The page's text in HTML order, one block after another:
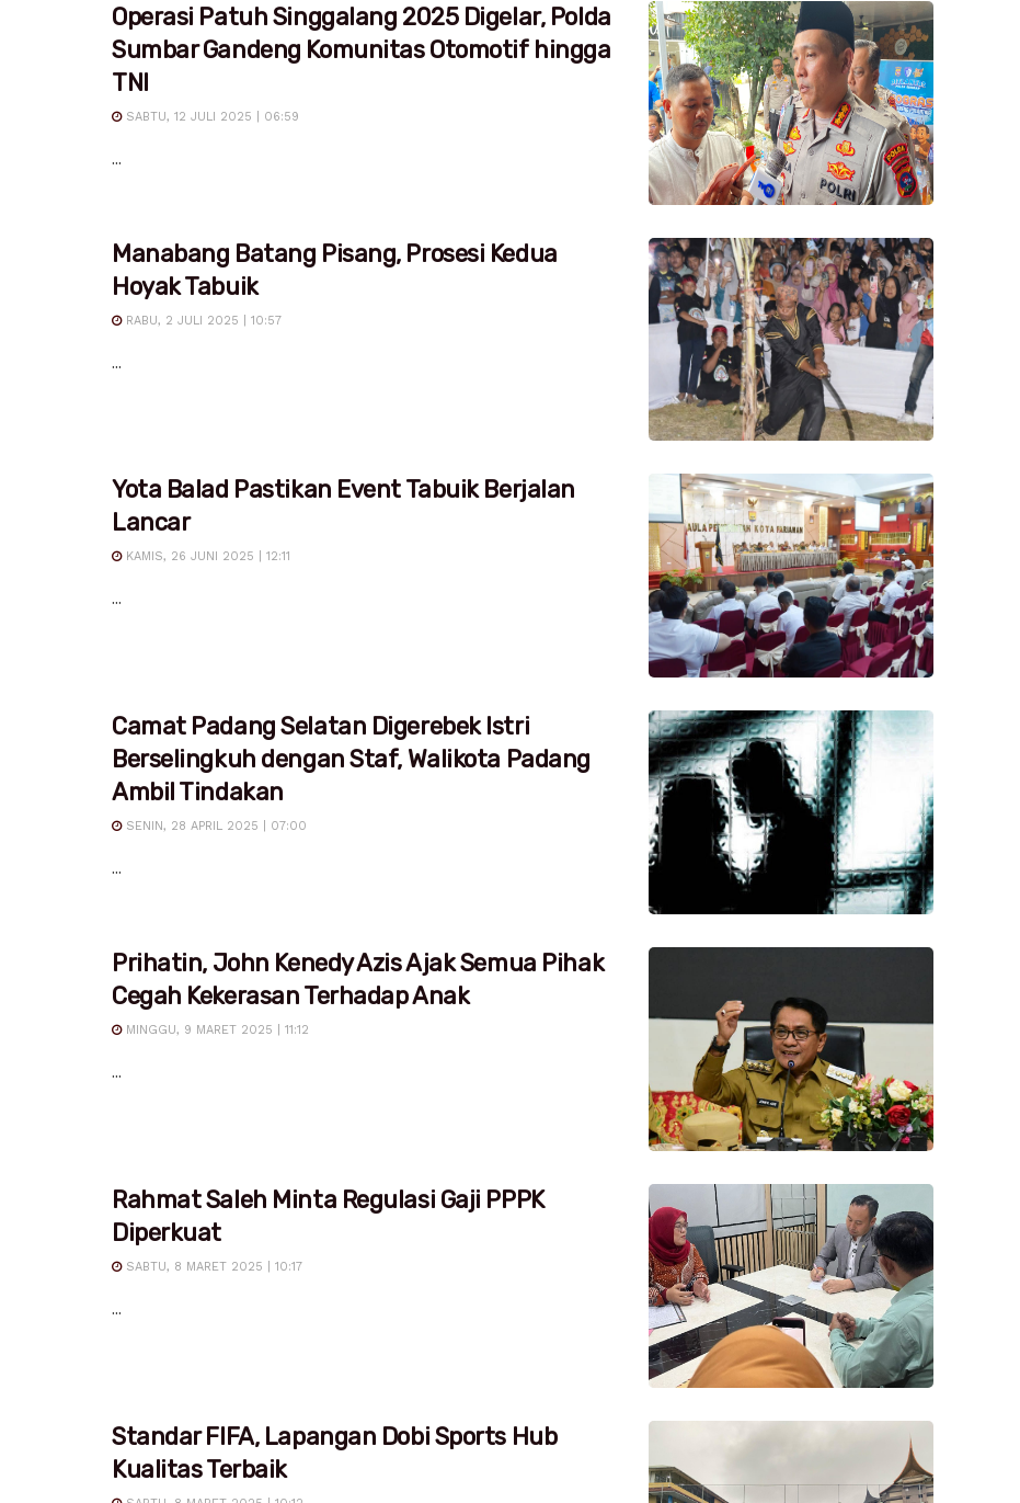
Operasi Patuh Singgalang 2025 Digelar, Polda
Sumbar Gandeng Komunitas Otomotif hingga
TNI
SABTU, 12 JULI 2025 | 06:59
...
Manabang Batang Pisang, Prosesi Kedua
Hoyak Tabuik
RABU, 2 JULI 2025 | 10:57
...
Yota Balad Pastikan Event Tabuik Berjalan
Lancar
KAMIS, 26 JUNI 2025 | 12:11
...
Camat Padang Selatan Digerebek Istri
Berselingkuh dengan Staf, Walikota Padang
Ambil Tindakan
SENIN, 28 APRIL 2025 | 07:00
...
Prihatin, John Kenedy Azis Ajak Semua Pihak
Cegah Kekerasan Terhadap Anak
MINGGU, 9 MARET 2025 | 11:12
...
Rahmat Saleh Minta Regulasi Gaji PPPK
Diperkuat
SABTU, 8 MARET 2025 | 10:17
...
Standar FIFA, Lapangan Dobi Sports Hub
Kualitas Terbaik